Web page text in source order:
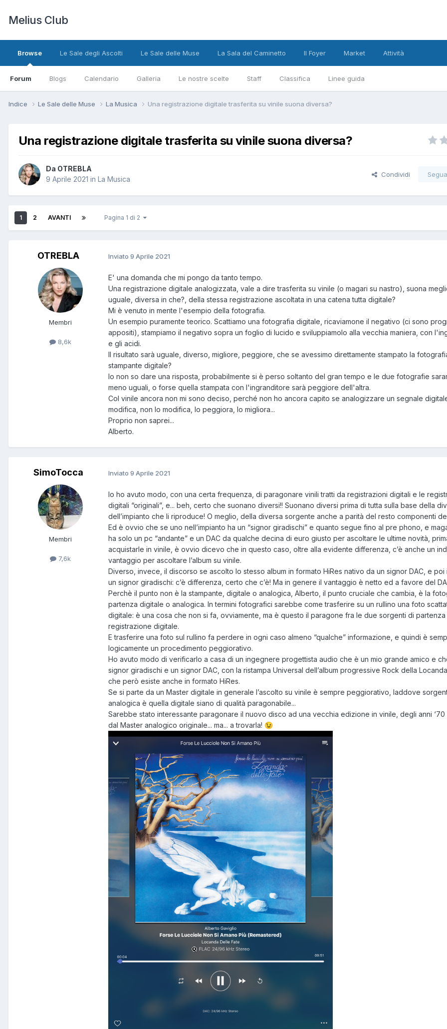
Melius Club
Browse
Forum Blogs Calendario Galleria Le nostre scelte Staff Classifica Linee guida
Le Sale degli Ascolti Le Sale delle Muse La Sala del Caminetto Il Foyer Market Attività
Indice Le Sale delle Muse La Musica Una registrazione digitale trasferita su vinile suona diversa?
Una registrazione digitale trasferita su vinile suona diversa?
Da OTREBLA
9 Aprile 2021 in La Musica
Condividi
1 2 AVANTI Pagina 1 di 2
OTREBLA
Membri
8,6k
Inviato 9 Aprile 2021
E' una domanda che mi pongo da tanto tempo.
Una registrazione digitale analogizzata, vale a dire trasferita su vinile (o magari su nastro), suona
uguale, diversa in che?, della stessa registrazione ascoltata in una catena tutta digitale?
Mi è venuto in mente l'esempio della fotografia.
Un esempio puramente teorico. Scattiamo una fotografia digitale, ricaviamone il negativo (ci sono
appositi), stampiamo il negativo sopra un foglio di lucido e sviluppiamolo alla vecchia maniera, con
e gli acidi.
Il risultato sarà uguale, diverso, migliore, peggiore, che se avessimo direttamente stampato la
stampante digitale?
Io non so dare una risposta, probabilmente si è perso soltanto del gran tempo e le due fotografie
meno uguali, o forse quella stampata con l'ingranditore sarà peggiore dell'altra.
Col vinile ancora non mi sono deciso, perché non ho ancora capito se analogizzare un segnale
modifica, non lo modifica, lo peggiora, lo migliora...
Proprio non saprei...
Alberto.
SimoTocca
Membri
7,6k
Inviato 9 Aprile 2021
Io ho avuto modo, con una certa frequenza, di paragonare vinili tratti da registrazioni digitali e le
digitali “originali”, e... beh, certo che suonano diversi!! Suonano diversi prima di tutta sulla base della
dell’impianto che li riproduce! O meglio, della diversa sorgente anche a parità del resto componenti
Ed è ovvio che se uno nell’impianto ha un “signor giradischi” e quanto segue fino al pre phono, e
ha solo un pc “andante” e un DAC da qualche decina di euro giusto per ascoltare le ultime novità,
acquistarle in vinile, è ovvio dicevo che in questo caso, oltre alla evidente differenza, c’è anche un
vantaggio per ascoltare l’album su vinile.
Diverso, invece, il discorso se ascolto lo stesso album in formato HiRes nativo da un signor DAC, e poi
un signor giradischi: c’è differenza, certo che c’è! Ma in genere il vantaggio è netto ed a favore del
Perchè il punto non è la stampante, digitale o analogica, Alberto, il punto cruciale che cambia, è la
partenza digitale o analogica. In termini fotografici sarebbe come trasferire su un rullino una foto
digitale: è una cosa che non si fa, ovviamente, ma è questo il paragone fra le due sorgenti di partenza
registrazione digitale.
E trasferire una foto sul rullino fa perdere in ogni caso almeno “qualche” informazione, e quindi è
logicamente un procedimento peggiorativo.
Ho avuto modo di verificarlo a casa di un ingegnere progettista audio che è un mio grande amico e
signor giradischi e un signor DAC, con la ristampa Universal dell’album progressive Rock della
che però esiste anche in formato HiRes.
Se si parte da un Master digitale in generale l’ascolto su vinile è sempre peggiorativo, laddove
analogica è quella digitale siano di qualità paragonabile...
Sarebbe stato interessante paragonare il nuovo disco ad una vecchia edizione in vinile, degli anni ‘70
dal Master analogico originale... ma... a trovarla! 😉